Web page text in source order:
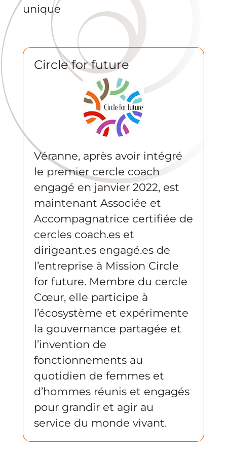
unique
Circle for future
Véranne, après avoir intégré
le premier cercle coach
engagé en janvier 2022, est
maintenant Associée et
Accompagnatrice certifiée de
cercles coach.es et
dirigeant.es engagé.es de
l’entreprise à Mission Circle
for future. Membre du cercle
Cœur, elle participe à
l’écosystème et expérimente
la gouvernance partagée et
l’invention de
fonctionnements au
quotidien de femmes et
d’hommes réunis et engagés
pour grandir et agir au
service du monde vivant.